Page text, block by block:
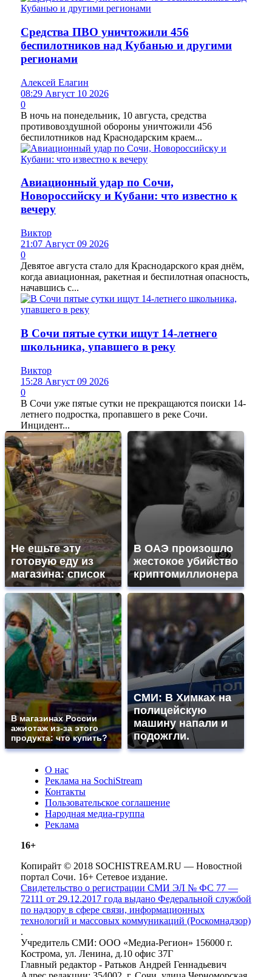
Средства ПВО уничтожили 456
беспилотников над Кубанью и другими
регионами
Алексей Елагин
08:29 Август 10 2026
0
В ночь на понедельник, 10 августа, средства
противовоздушной обороны уничтожили 456
беспилотников над Краснодарским краем...
Авиационный удар по Сочи,
Новороссийску и Кубани: что известно к
вечеру
Виктор
21:07 Август 09 2026
0
Девятое августа стало для Краснодарского края днём,
когда авиационная, ракетная и беспилотная опасность,
начавшись с...
В Сочи пятые сутки ищут 14-летнего
школьника, упавшего в реку
Виктор
15:28 Август 09 2026
0
В Сочи уже пятые сутки не прекращаются поиски 14-
летнего подростка, пропавшего в реке Сочи.
Инцидент...
Не ешьте эту
готовую еду из
магазина: список
В ОАЭ произошло
жестокое убийство
криптомиллионера
В магазинах России
ажиотаж из-за этого
продукта: что купить?
СМИ: В Химках на
полицейскую
машину напали и
подожгли.
О нас
Реклама на SochiStream
Контакты
Пользовательское соглашение
Народная медиа-группа
Реклама
16+
Копирайт © 2018 SOCHISTREAM.RU — Новостной
портал Сочи. 16+ Сетевое издание.
Свидетельство о регистрации СМИ ЭЛ № ФС 77 —
72111 от 29.12.2017 года выдано Федеральной службой
по надзору в сфере связи, информационных
технологий и массовых коммуникаций (Роскомнадзор)
.
Учредитель СМИ: ООО «Медиа-Регион» 156000 г.
Кострома, ул. Ленина, д.10 офис 37Г
Главный редактор - Ратьков Андрей Геннадьевич